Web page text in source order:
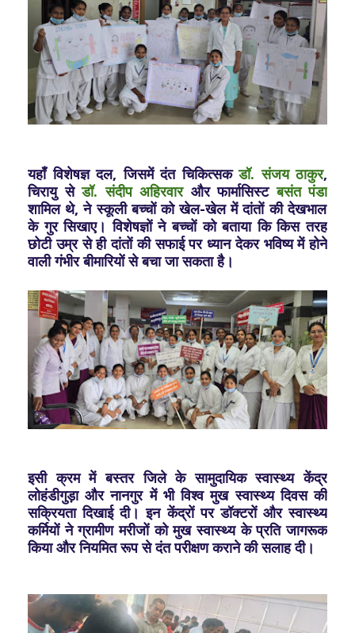
यहाँ विशेषज्ञ दल, जिसमें दंत चिकित्सकडॉ. संजय ठाकुर,
चिरायु सेडॉ. संदीप अहिरवारऔर फार्मासिस्टबसंत पंडा
शामिल थे, ने स्कूली बच्चों को खेल-खेल में दांतों की देखभाल
के गुर सिखाए। विशेषज्ञों ने बच्चों को बताया कि किस तरह
छोटी उम्र से ही दांतों की सफाई पर ध्यान देकर भविष्य में होने
वाली गंभीर बीमारियों से बचा जा सकता है।
इसी क्रम में बस्तर जिले के सामुदायिक स्वास्थ्य केंद्र
लोहंडीगुड़ा और नानगुर में भी विश्व मुख स्वास्थ्य दिवस की
सक्रियता दिखाई दी।इन केंद्रों पर डॉक्टरों और स्वास्थ्य
कर्मियों ने ग्रामीण मरीजों को मुख स्वास्थ्य के प्रति जागरूक
किया और नियमित रूप से दंत परीक्षण कराने की सलाह दी।